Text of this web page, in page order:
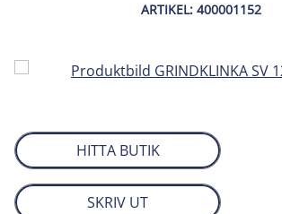
ARTIKEL: 400001152
HITTA BUTIK
SKRIV UT